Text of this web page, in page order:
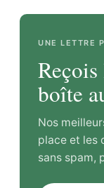
UNE LETTRE
boîte
Nos
place et les
sans spam,